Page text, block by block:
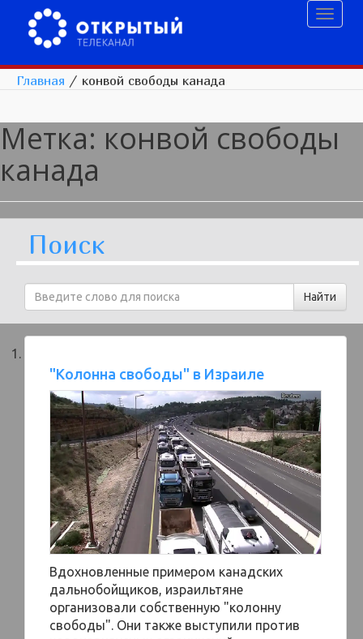
Главная / конвой свободы канада
Метка: конвой свободы
канада
Поиск
"Колонна свободы" в Израиле
Вдохновленные примером канадских
дальнобойщиков, израильтяне
организовали собственную "колонну
свободы". Они также выступили против